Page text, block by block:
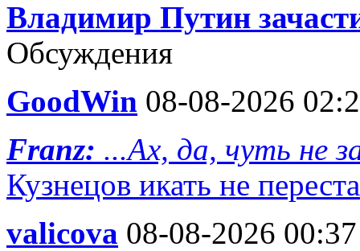
Владимир Путин
Обсуждения
GoodWin 08-08-2026
Franz: ...Ах, да, чуть не
Кузнецов икать не
valicova 08-08-2026 00:37